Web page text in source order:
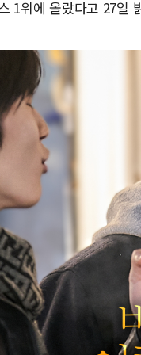
1위에 올랐다고 27일